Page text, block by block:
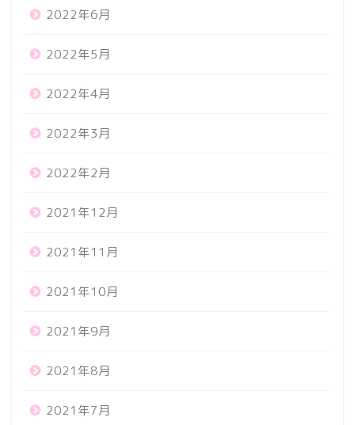
2022年6月
2022年5月
2022年4月
2022年3月
2022年2月
2021年12月
2021年11月
2021年10月
2021年9月
2021年8月
2021年7月